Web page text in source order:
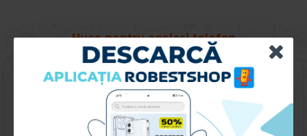
Huse pentru acelasi telefon